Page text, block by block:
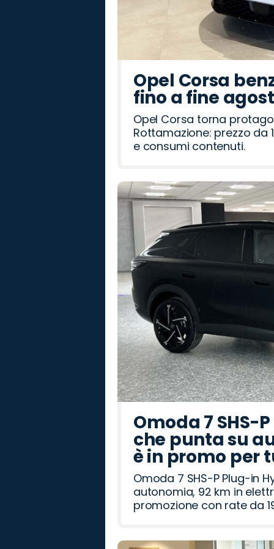
Opel Corsa
fino a fine
Opel Corsa torna
Rottamazione: prezzo da
e consumi contenuti.
Omoda 7 SHS-
che punta su
è in promo per
Omoda 7 SHS-P Plug-in
autonomia, 92 km in
promozione con rate da